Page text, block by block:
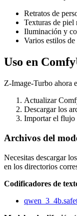
Retratos de
Texturas de piel
Iluminación y
Varios estilos
Uso en
Z-Image-Turbo ahora
Actualizar
Descargar los
Importar el flujo
Archivos del
Necesitas descargar
en los directorios
Codificadores de